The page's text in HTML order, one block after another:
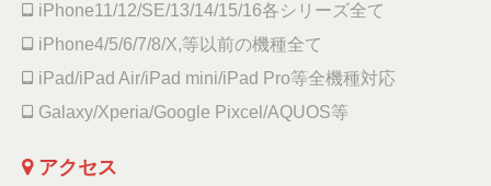
iPhone11/12/SE/13/14/15/16各シリーズ全て
iPhone4/5/6/7/8/X,等以前の機種全て
iPad/iPad Air/iPad mini/iPad Pro等全機種対応
Galaxy/Xperia/Google Pixcel/AQUOS等
アクセス